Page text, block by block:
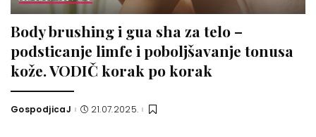
Body brushing i gua sha za telo –
podsticanje limfe i poboljšavanje tonusa
kože. VODIČ korak po korak
Posted
GospodjicaJ 21.07.2025.